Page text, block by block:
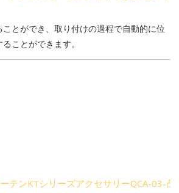
とができ、取り付けの過程で自動的に位
ことができます。
テンKTシリーズアクセサリーQCA-03-凸